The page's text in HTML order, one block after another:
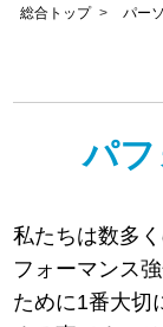
総合トップ パー
パ
私たちは数多
フォーマンス
ために1番大切